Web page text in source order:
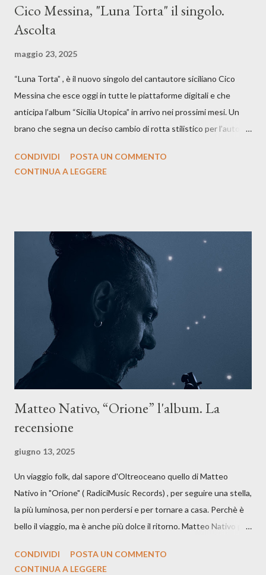
Cico Messina, "Luna Torta" il singolo.
Ascolta
maggio 23, 2025
“Luna Torta” , è il nuovo singolo del cantautore siciliano Cico
Messina che esce oggi in tutte le piattaforme digitali e che
anticipa l’album “Sicilia Utopica” in arrivo nei prossimi mesi. Un
brano che segna un deciso cambio di rotta stilistico per l’autore
testo ibrido tra italiano e siciliano, e un’urgenza espressiva che
La canzone racconta la difficoltà di creare, e perfino di esistere,
sotto il peso della realtà. Ma lo fa cercando una via d’uscita, una
forma di assoluzione, nel vivere e nel suonare, nel trovare respiro
anche quando l’aria sembra farsi più densa. Il brano è anche una
dichiarazione d’intenti: Cico Messina apre il suo nuovo percorso
artistico con una composizi...
CONDIVIDI
POSTA UN COMMENTO
CONTINUA A LEGGERE
Matteo Nativo, “Orione” l'album. La
recensione
giugno 13, 2025
Un viaggio folk, dal sapore d'Oltreoceano quello di Matteo
Nativo in "Orione" ( RadiciMusic Records) , per seguire una stella,
la più luminosa, per non perdersi e per tornare a casa. Perchè è
bello il viaggio, ma è anche più dolce il ritorno. Matteo Nativo per
indubbiamente matura e consapevole oltre che con ottimi
CONDIVIDI
POSTA UN COMMENTO
CONTINUA A LEGGERE